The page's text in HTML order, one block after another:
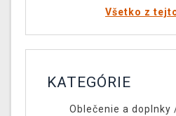
Všetko z
KATEGÓRIE
Oblečenie a doplnky